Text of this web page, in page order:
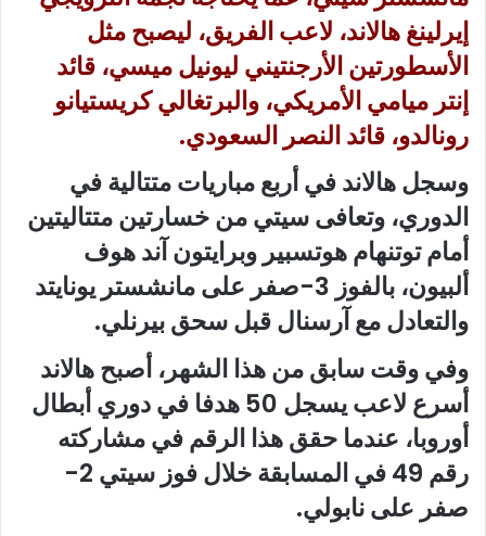
إيرلينغ هالاند، لاعب الفريق، ليصبح مثل
الأسطورتين الأرجنتيني ليونيل ميسي، قائد
إنتر ميامي الأمريكي، والبرتغالي كريستيانو
رونالدو، قائد النصر السعودي.
وسجل هالاند في أربع مباريات متتالية في
الدوري، وتعافى سيتي من خسارتين متتاليتين
أمام توتنهام هوتسبير وبرايتون آند هوف
ألبيون، بالفوز 3-صفر على مانشستر يونايتد
والتعادل مع آرسنال قبل سحق بيرنلي.
وفي وقت سابق من هذا الشهر، أصبح هالاند
أسرع لاعب يسجل 50 هدفا في دوري أبطال
أوروبا، عندما حقق هذا الرقم في مشاركته
رقم 49 في المسابقة خلال فوز سيتي 2-
صفر على نابولي.